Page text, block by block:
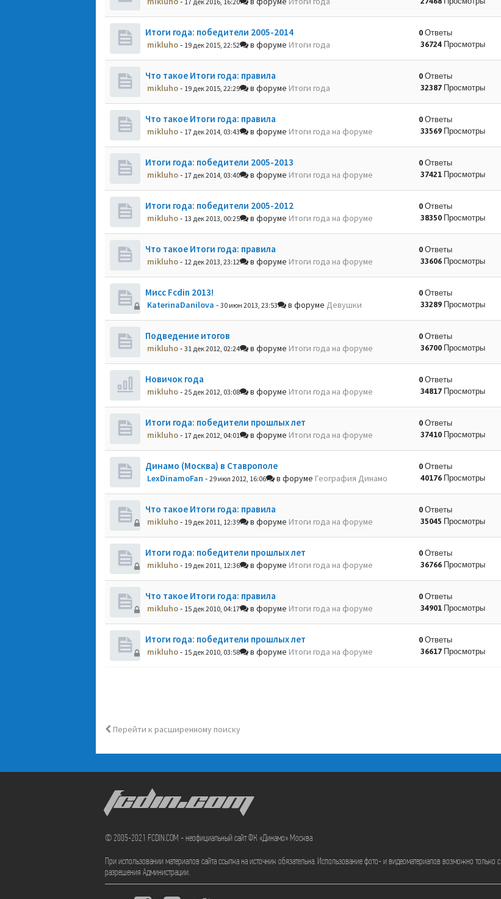
Итоги года: победители 2005-2014
mikluho- 19 дек 2015, 22:52 в форуме Итоги года
0 Ответы
36724 Просмотры
Что такое Итоги года: правила
mikluho- 19 дек 2015, 22:29 в форуме Итоги года
0 Ответы
32387 Просмотры
Что такое Итоги года: правила
mikluho- 17 дек 2014, 03:43 в форуме Итоги года на форуме
0 Ответы
33569 Просмотры
Итоги года: победители 2005-2013
mikluho- 17 дек 2014, 03:40 в форуме Итоги года на форуме
0 Ответы
37421 Просмотры
Итоги года: победители 2005-2012
mikluho- 13 дек 2013, 00:25 в форуме Итоги года на форуме
0 Ответы
38350 Просмотры
Что такое Итоги года: правила
mikluho- 12 дек 2013, 23:12 в форуме Итоги года на форуме
0 Ответы
33606 Просмотры
Мисс Fcdin 2013!
KaterinaDanilova - 30 июн 2013, 23:53 в форуме Девушки
0 Ответы
33289 Просмотры
Подведение итогов
mikluho- 31 дек 2012, 02:24 в форуме Итоги года на форуме
0 Ответы
36700 Просмотры
Новичок года
mikluho- 25 дек 2012, 03:08 в форуме Итоги года на форуме
0 Ответы
34817 Просмотры
Итоги года: победители прошлых лет
mikluho- 17 дек 2012, 04:01 в форуме Итоги года на форуме
0 Ответы
37410 Просмотры
Динамо (Москва) в Ставрополе
LexDinamoFan - 29 июл 2012, 16:06 в форуме География Динамо
0 Ответы
40176 Просмотры
Что такое Итоги года: правила
mikluho- 19 дек 2011, 12:39 в форуме Итоги года на форуме
0 Ответы
35045 Просмотры
Итоги года: победители прошлых лет
mikluho- 19 дек 2011, 12:36 в форуме Итоги года на форуме
0 Ответы
36766 Просмотры
Что такое Итоги года: правила
mikluho- 15 дек 2010, 04:17 в форуме Итоги года на форуме
0 Ответы
34901 Просмотры
Итоги года: победители прошлых лет
mikluho- 15 дек 2010, 03:58 в форуме Итоги года на форуме
0 Ответы
36617 Просмотры
Перейти к расширенному поиску
FCDIN.COM
© 2005-2021 FCDIN.COM - неофициальный сайт ФК «Динамо» Москва
При использовании материалов сайта ссылка на источник обязательна. Использование фото- и видеоматериалов возможно только с
разрешения Администрации.